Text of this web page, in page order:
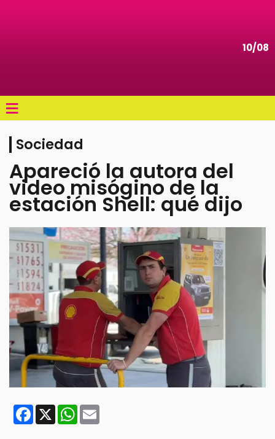
10/08
≡
Sociedad
Apareció la autora del
video misógino de la
estación Shell: qué dijo
Facebook
X WhatsApp
Email